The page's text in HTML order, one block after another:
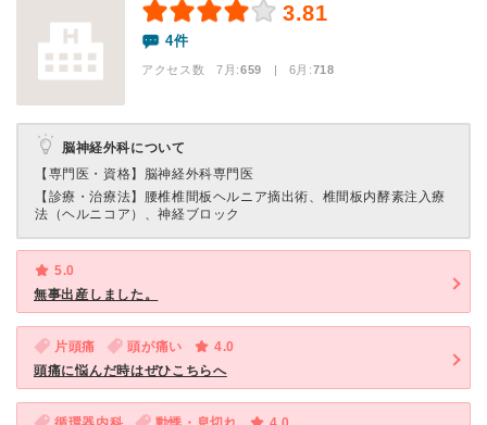
3.81
4件
アクセス数 7月:659 | 6月:718
脳神経外科について
【専門医・資格】 脳神経外科専門医
【診療・治療法】
腰椎椎間板ヘルニア摘出術、椎間板内酵素注入療
法（ヘルニコア）、神経ブロック
5.0
無事出産しました。
片頭痛 頭が痛い
4.0
頭痛に悩んだ時はぜひこちらへ